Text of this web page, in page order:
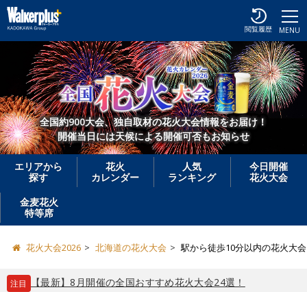
MENU
閲覧履歴
全国約900大会、独自取材の花火大会情報をお届け！
開催当日には天候による開催可否もお知らせ
エリアから
探す
花火
カレンダー
人気
ランキング
今日開催
花火大会
金麦花火
特等席
花火大会2026 北海道の花火大会 駅から徒歩10分以内の花火大
注目 【最新】8月開催の全国おすすめ花火大会24選！